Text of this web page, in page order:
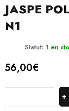
JASPE
N1
Statut: 1 en
56,00€